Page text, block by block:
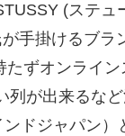
(ステ
手掛けるブ
ずオンライ
が出来るな
ドジャパン）